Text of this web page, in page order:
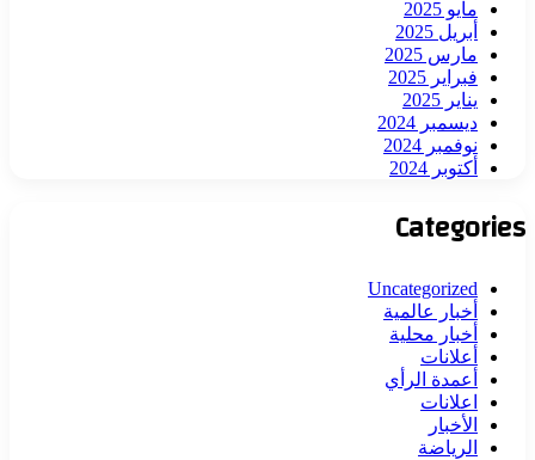
مايو 2025
أبريل 2025
مارس 2025
فبراير 2025
يناير 2025
ديسمبر 2024
نوفمبر 2024
أكتوبر 2024
Categories
Uncategorized
أخبار عالمية
أخبار محلية
أعلانات
أعمدة الرأي
اعلانات
الأخبار
الرياضة